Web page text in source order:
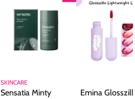
SKINCARE
Sensatia Minty
Emina